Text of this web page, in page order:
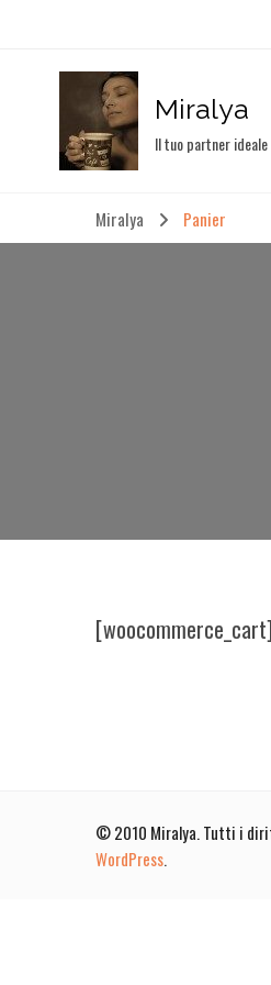
Miralya
Il tuo partner ideale
Miralya Panier
© 2010 Miralya. Tutti i
WordPress.